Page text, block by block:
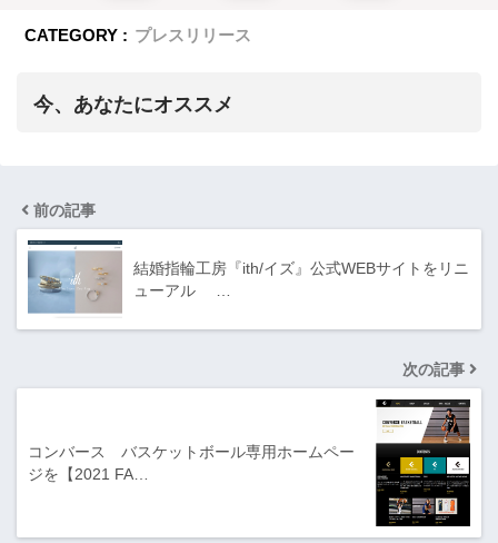
CATEGORY : プレスリリース
今、あなたにオススメ
前の記事
結婚指輪工房『ith/イズ』公式WEBサイトをリニ
ューアル …
次の記事
コンバース バスケットボール専用ホームペー
ジを【2021 FA…